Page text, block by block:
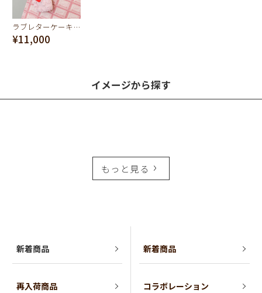
ラブレターケーキ バッグチャーム（ストロベリー）
¥11,000
イメージから探す
もっと見る
新着商品
再入荷商品
新着商品
コラボレーション